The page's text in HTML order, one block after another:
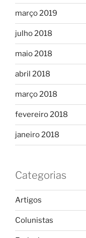
março 2019
julho 2018
maio 2018
abril 2018
março 2018
fevereiro 2018
janeiro 2018
Categorias
Artigos
Colunistas